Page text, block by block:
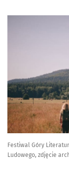
Festiwal Góry
Ludowego, zdjęcie